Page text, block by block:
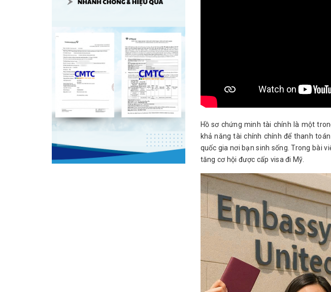
Hồ sơ chứng minh tài chính là một
khả năng tài chính chính để thanh
quốc gia nơi bạn sinh sống. Trong bài
tăng cơ hội được cấp visa đi Mỹ.